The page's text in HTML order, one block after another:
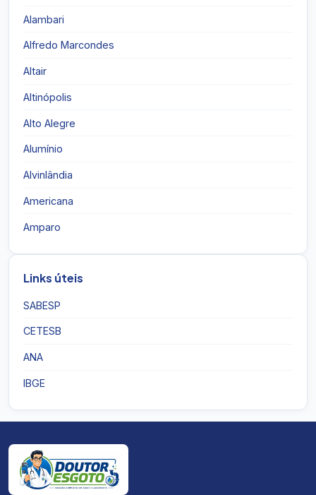
Alambari
Alfredo Marcondes
Altair
Altinópolis
Alto Alegre
Alumínio
Alvinlândia
Americana
Amparo
Links úteis
SABESP
CETESB
ANA
IBGE